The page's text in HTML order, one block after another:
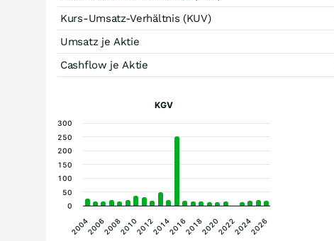
Kurs-Umsatz-Verhältnis (KUV)
Umsatz je Aktie
Cashflow je Aktie
KGV
2004 2010 2016 2022
20062008 20122014 20182020 20242026
0
50
100
150
200
250
300